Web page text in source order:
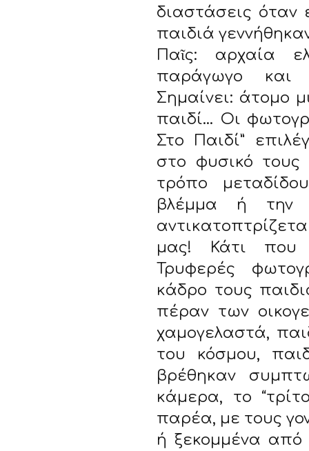
διαστάσεις όταν
παιδιά
Παῖς: αρχαία
παράγωγο και
Σημαίνει: άτομο
παιδί… Οι
Στο Παιδί”
στο φυσικό τους
τρόπο
βλέμμα ή την
μας! Κάτι που
Τρυφερές
κάδρο τους
πέραν των
χαμογελαστά,
του κόσμου,
βρέθηκαν
κάμερα, το
παρέα, με τους
ή ξεκομμένα